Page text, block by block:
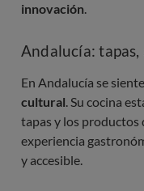
innovación.
Andalucía:
En Andalucía se
cultural. Su cocina
tapas y los productos
experiencia
y accesible.